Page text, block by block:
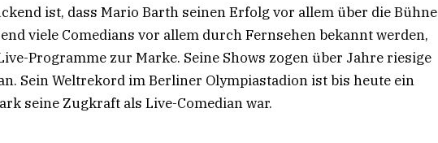
ist, dass Mario Barth seinen Erfolg vor allem über die Bühne
viele Comedians vor allem durch Fernsehen bekannt werden,
Programme zur Marke. Seine Shows zogen über Jahre riesige
Sein Weltrekord im Berliner Olympiastadion ist bis heute ein
seine Zugkraft als Live-Comedian war.